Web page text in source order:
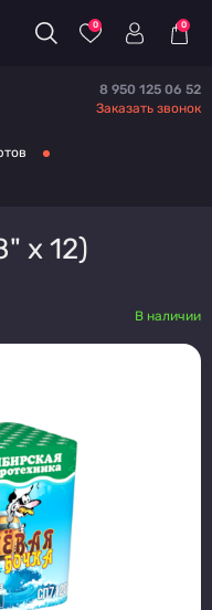
0 0
8 950 125 06 52
Заказать звонок
х 12)
В наличии